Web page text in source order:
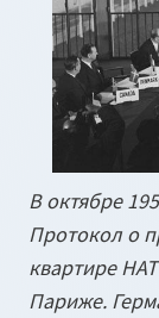
В октябре
Протокол о
квартире
Париже.